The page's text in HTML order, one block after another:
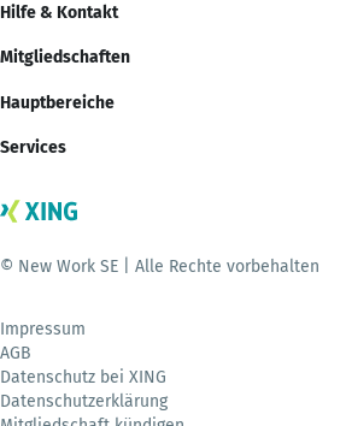
Hilfe & Kontakt
Mitgliedschaften
Hauptbereiche
Services
© New Work SE | Alle Rechte vorbehalten
Impressum
AGB
Datenschutz bei XING
Datenschutzerklärung